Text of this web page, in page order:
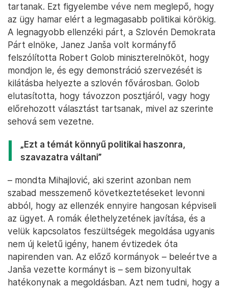
tartanak. Ezt figyelembe véve nem meglepő, hogy
az ügy hamar elért a legmagasabb politikai körökig.
A legnagyobb ellenzéki párt, a Szlovén Demokrata
Párt elnöke, Janez Janša volt kormányfő
felszólította Robert Golob miniszterelnököt, hogy
mondjon le, és egy demonstráció szervezését is
kilátásba helyezte a szlovén fővárosban. Golob
elutasította, hogy távozzon posztjáról, vagy hogy
előrehozott választást tartsanak, mivel az szerinte
sehová sem vezetne.
„Ezt a témát könnyű politikai haszonra,
szavazatra váltani”
– mondta Mihajlović, aki szerint azonban nem
szabad messzemenő következtetéseket levonni
abból, hogy az ellenzék ennyire hangosan képviseli
az ügyet. A romák élethelyzetének javítása, és a
velük kapcsolatos feszültségek megoldása ugyanis
nem új keletű igény, hanem évtizedek óta
napirenden van. Az előző kormányok – beleértve a
Janša vezette kormányt is – sem bizonyultak
hatékonynak a megoldásban. Azt nem tudni, hogy a